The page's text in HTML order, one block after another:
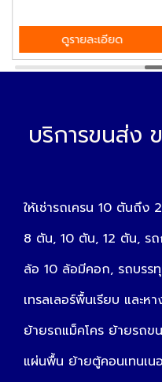
ดูรายละเอียด
บริการขนส่ง
ให้เช่ารถเครน 10 ตันถึ
8 ตัน, 10 ตัน, 12 ตัน, รถ
ล้อ 10 ล้อมีคอก, รถบรร
เทรลเลอร์พื้นเรียบ และห
ย้ายรถแม็คโคร ย้ายรถ
แผ่นพื้น ย้ายตู้คอนเทนเน